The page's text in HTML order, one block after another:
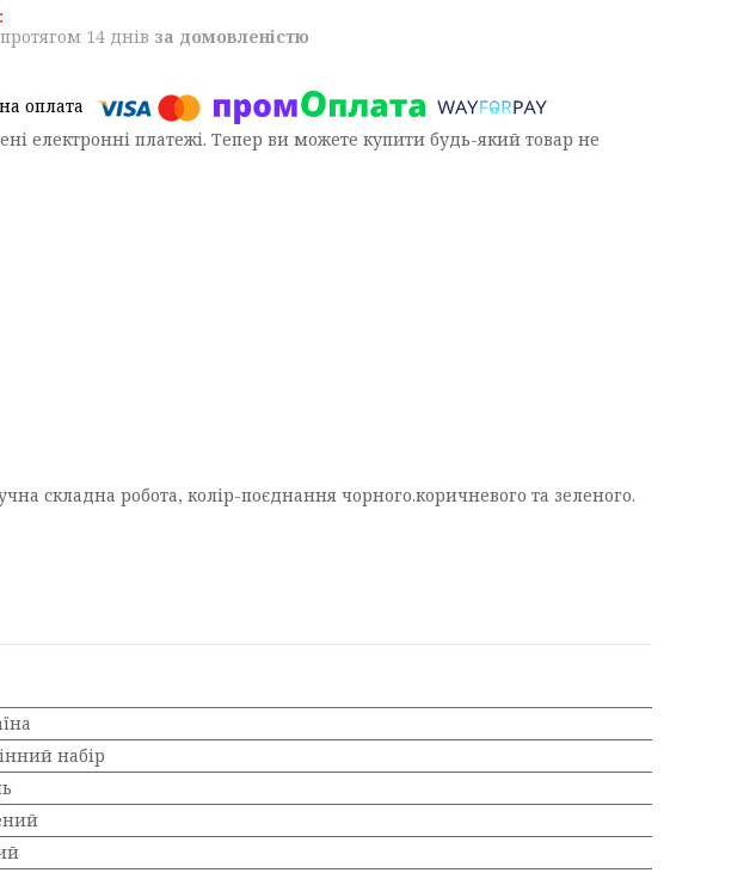
14 днів за домовленістю
електронні платежі. Тепер ви можете купити будь-який товар не
складна робота, колір-поєднання чорного.коричневого та зеленого.
набір